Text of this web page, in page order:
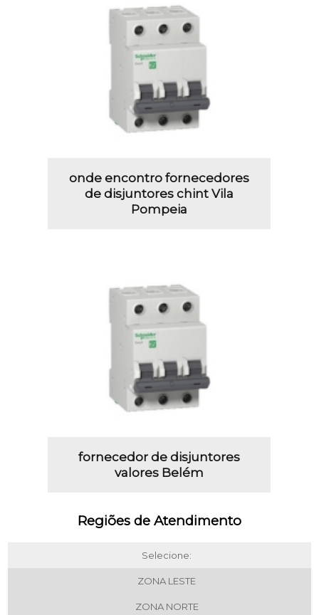
onde encontro fornecedores
de disjuntores chint Vila
Pompeia
fornecedor de disjuntores
valores Belém
Regiões de Atendimento
Selecione:
ZONA LESTE
ZONA NORTE